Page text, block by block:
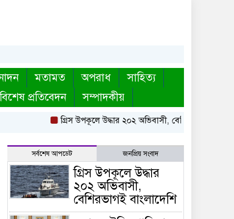
মতামত অপরাধ
সাহিত্য
প্রতিবেদন সম্পাদকীয়
গ্রিস উপকূলে উদ্ধার ২০২ অভিবাসী, বেশিরভাগই বাংলাদেশি
সর্বশেষ আপডেট জনপ্রিয় সংবাদ
গ্রিস উপকূলে উদ্ধার
২০২ অভিবাসী,
বেশিরভাগই বাংলাদেশি